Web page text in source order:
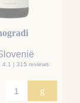
4.1 | 315 reviews
g